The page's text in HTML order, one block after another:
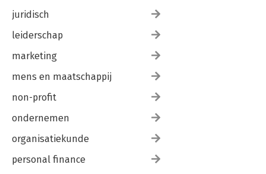
juridisch
leiderschap
marketing
mens en maatschappij
non-profit
ondernemen
organisatiekunde
personal finance